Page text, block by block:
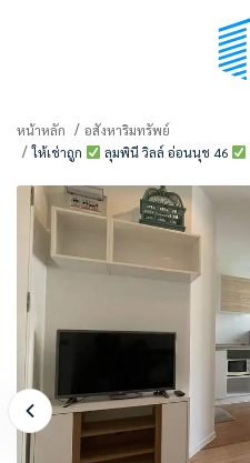
(เลือกมุมมอง)
หน้าหลัก
อสังหาริมทรัพย์
ให้เช่าถูก
ลุมพินี วิลล์ อ่อนนุช 46